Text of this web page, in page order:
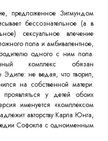
предложенное Зигмундом
бессознательное (а в
сексуальное влечение
пола и амбивалентное,
одного с ним пола.
комплекс обязан
Эдипе: не ведая, что творил,
на собственной матери.
у детей обоих
именуется «комплексом
авторству Карла Юнга,
Софокла с одноименным